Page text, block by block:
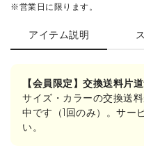
※営業日に限ります。
アイテム説明
【会員限定】交換送料片
サイズ・カラーの交換送
中です（1回のみ）。サー
い。